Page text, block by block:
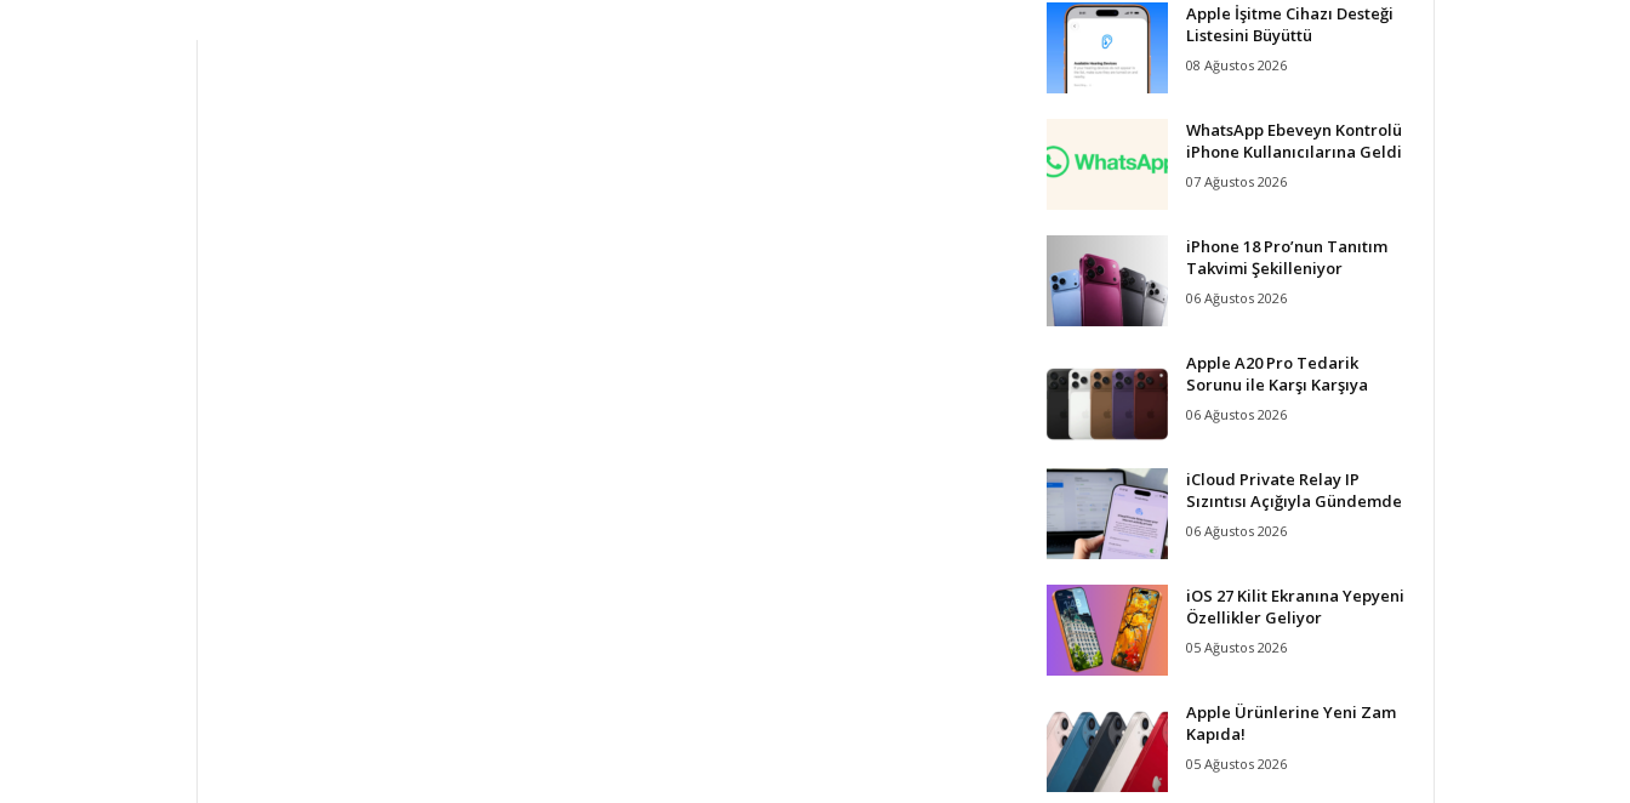
Apple İşitme Cihazı Desteği
Listesini Büyüttü
08 Ağustos 2026
WhatsApp Ebeveyn Kontrolü
iPhone Kullanıcılarına Geldi
07 Ağustos 2026
iPhone 18 Pro’nun Tanıtım
Takvimi Şekilleniyor
06 Ağustos 2026
Apple A20 Pro Tedarik
Sorunu ile Karşı Karşıya
06 Ağustos 2026
iCloud Private Relay IP
Sızıntısı Açığıyla Gündemde
06 Ağustos 2026
iOS 27 Kilit Ekranına Yepyeni
Özellikler Geliyor
05 Ağustos 2026
Apple Ürünlerine Yeni Zam
Kapıda!
05 Ağustos 2026